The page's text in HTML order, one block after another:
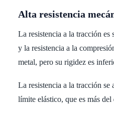
Alta resistencia
La resistencia a la tracción es
y la resistencia a la
metal, pero su rigidez es
La resistencia a la tracción se
límite elástico, que es más